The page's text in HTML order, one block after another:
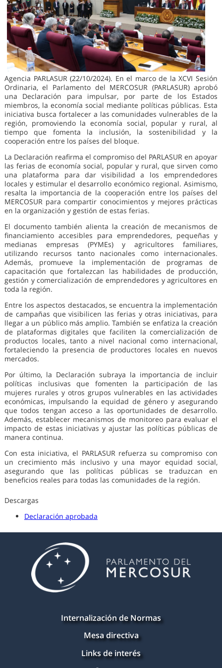
Agencia PARLASUR (22/10/2024). En el marco de la XCVI Sesión
Ordinaria, el Parlamento del MERCOSUR (PARLASUR) aprobó
una Declaración para impulsar, por parte de los Estados
miembros, la economía social mediante políticas públicas. Esta
iniciativa busca fortalecer a las comunidades vulnerables de la
región, promoviendo la economía social, popular y rural, al
tiempo que fomenta la inclusión, la sostenibilidad y la
cooperación entre los países del bloque.
La Declaración reafirma el compromiso del PARLASUR en apoyar
las ferias de economía social, popular y rural, que sirven como
una plataforma para dar visibilidad a los emprendedores
locales y estimular el desarrollo económico regional. Asimismo,
resalta la importancia de la cooperación entre los países del
MERCOSUR para compartir conocimientos y mejores prácticas
en la organización y gestión de estas ferias.
El documento también alienta la creación de mecanismos de
financiamiento accesibles para emprendedores, pequeñas y
medianas empresas (PYMEs) y agricultores familiares,
utilizando recursos tanto nacionales como internacionales.
Además, promueve la implementación de programas de
capacitación que fortalezcan las habilidades de producción,
gestión y comercialización de emprendedores y agricultores en
toda la región.
Entre los aspectos destacados, se encuentra la implementación
de campañas que visibilicen las ferias y otras iniciativas, para
llegar a un público más amplio. También se enfatiza la creación
de plataformas digitales que faciliten la comercialización de
productos locales, tanto a nivel nacional como internacional,
fortaleciendo la presencia de productores locales en nuevos
mercados.
Por último, la Declaración subraya la importancia de incluir
políticas inclusivas que fomenten la participación de las
mujeres rurales y otros grupos vulnerables en las actividades
económicas, impulsando la equidad de género y asegurando
que todos tengan acceso a las oportunidades de desarrollo.
Además, establecer mecanismos de monitoreo para evaluar el
impacto de estas iniciativas y ajustar las políticas públicas de
manera continua.
Con esta iniciativa, el PARLASUR refuerza su compromiso con
un crecimiento más inclusivo y una mayor equidad social,
asegurando que las políticas públicas se traduzcan en
beneficios reales para todas las comunidades de la región.
Descargas
Declaración aprobada
Internalización de Normas
Mesa directiva
Links de interés